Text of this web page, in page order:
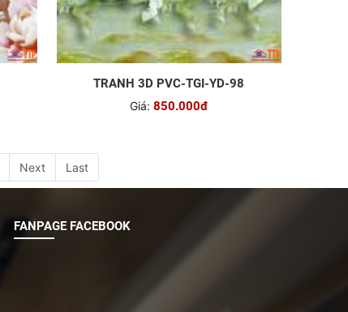
TRANH 3D PVC-TGI-YD-98
Giá: 850.000đ
Next Last
FANPAGE FACEBOOK